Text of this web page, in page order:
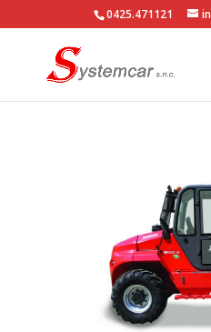
0425.471121